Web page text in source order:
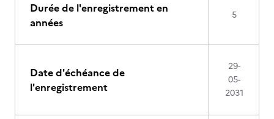
Durée de l'enregistrement en
années
5
Date d'échéance de
l'enregistrement
29-
05-
2031